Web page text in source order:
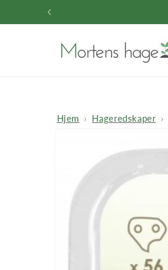
innholdet
Hjem Hageredskaper
produktinformasjon